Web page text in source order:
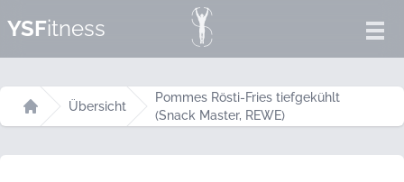
YSFitness
Startseite
Übersicht
Pommes Rösti-Fries tiefgekühlt
(Snack Master, REWE)